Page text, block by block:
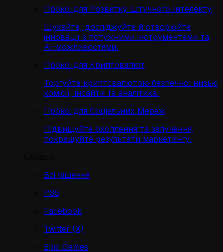
Проксі для Розвитку Штучного Інтелекту
Шукайте, досліджуйте й створюйте
інновації з потужними інструментами та
AI-можливостями.
Проксі для Криптовалют
Торгуйте криптовалютою безпечно: низькі
комісії, інсайти та аналітика.
Проксі для Соціальних Мереж
Підвищуйте охоплення та залучення,
покращуйте результати маркетингу.
Всі рішення
PS5
Facebook
Twitter (X)
Epic Games